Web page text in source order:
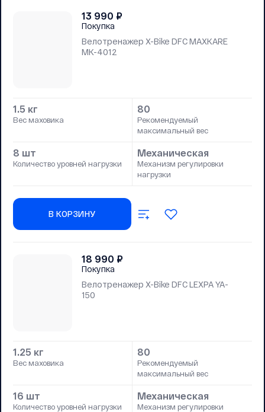
13 990 ₽
Покупка
Велотренажер X-Bike DFC MAXKARE
MK-4012
1.5 кг
Вес маховика
80
Рекомендуемый
максимальный вес
8 шт
Количество уровней нагрузки
Механическая
Механизм регулировки
нагрузки
В КОРЗИНУ
18 990 ₽
Покупка
Велотренажер X-Bike DFC LEXPA YA-
150
1.25 кг
Вес маховика
80
Рекомендуемый
максимальный вес
16 шт
Количество уровней нагрузки
Механическая
Механизм регулировки